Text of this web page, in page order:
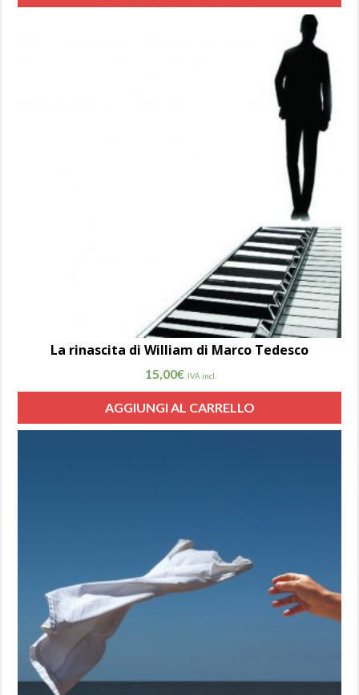
La rinascita di William di Marco Tedesco
15,00€ IVA incl.
AGGIUNGI AL CARRELLO